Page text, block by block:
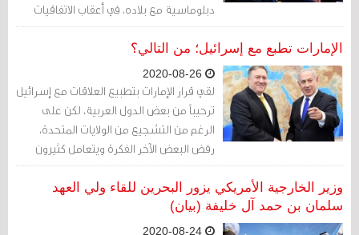
دبلوماسية مع بلاده، في أعقاب الاتفاقيات
التي تم توقيعها هذا الشهر مع الإمارات
العربية المتحدة والبحرين.
الإمارات تطبع مع إسرائيل؛ من التالي؟
لقي قرار الإمارات بتطبيع العلاقات مع إسرائيل
ترحيباً من بعض الدول العربية، لكن على
الرغم من التشجيع من الولايات المتحدة،
رفض البعض الآخر الفكرة ويتعامل كثيرون
معها بحذر.
وزير الخارجية الأمريكي يزور البحرين للقاء ولي العهد
سلمان بن حمد آل خليفة (بيان)